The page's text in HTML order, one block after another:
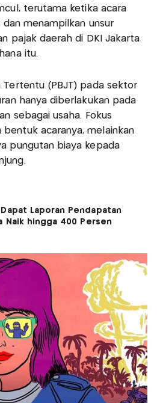
terutama ketika acara
menampilkan unsur
pajak daerah di DKI Jakarta
itu.
Tertentu (PBJT) pada sektor
hanya diberlakukan pada
sebagai usaha. Fokus
acaranya, melainkan
pungutan biaya kepada
Laporan Pendapatan
Naik hingga 400 Persen